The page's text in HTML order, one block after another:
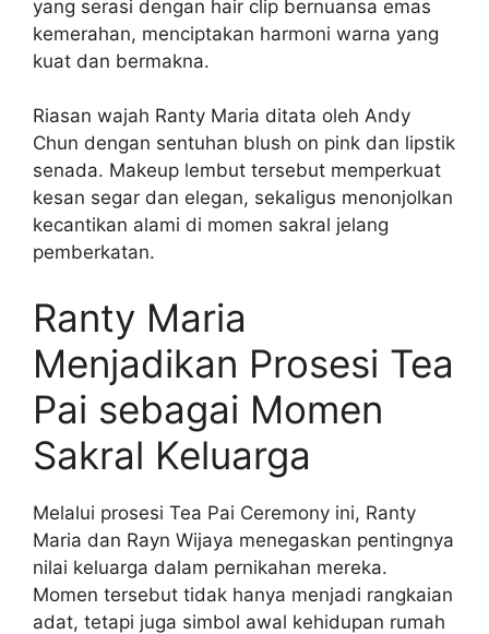
yang serasi dengan hair clip bernuansa emas
kemerahan, menciptakan harmoni warna yang
kuat dan bermakna.
Riasan wajah Ranty Maria ditata oleh Andy
Chun dengan sentuhan blush on pink dan lipstik
senada. Makeup lembut tersebut memperkuat
kesan segar dan elegan, sekaligus menonjolkan
kecantikan alami di momen sakral jelang
pemberkatan.
Ranty Maria
Menjadikan Prosesi Tea
Pai sebagai Momen
Sakral Keluarga
Melalui prosesi Tea Pai Ceremony ini, Ranty
Maria dan Rayn Wijaya menegaskan pentingnya
nilai keluarga dalam pernikahan mereka.
Momen tersebut tidak hanya menjadi rangkaian
adat, tetapi juga simbol awal kehidupan rumah